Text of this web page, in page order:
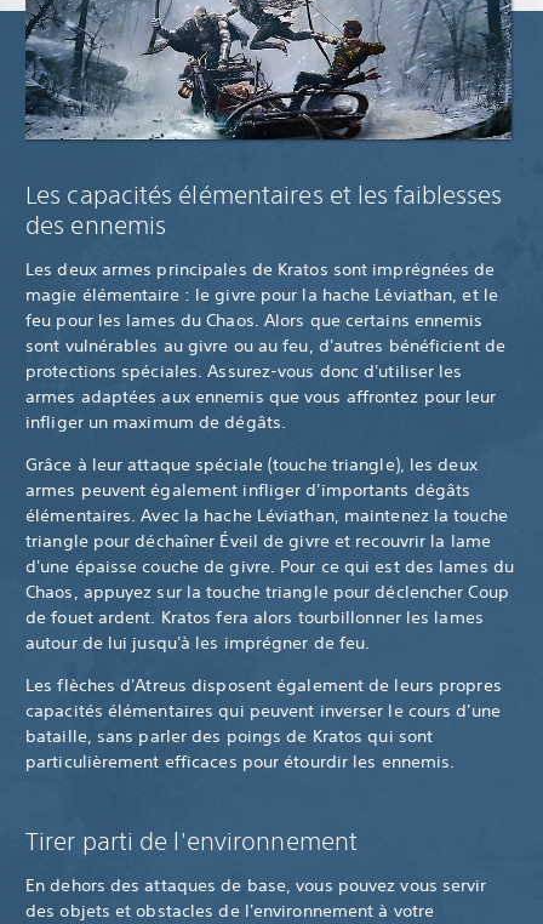
Les capacités élémentaires et les faiblesses
des ennemis
Les deux armes principales de Kratos sont imprégnées de
magie élémentaire : le givre pour la hache Léviathan, et le
feu pour les lames du Chaos. Alors que certains ennemis
sont vulnérables au givre ou au feu, d'autres bénéficient de
protections spéciales. Assurez-vous donc d'utiliser les
armes adaptées aux ennemis que vous affrontez pour leur
infliger un maximum de dégâts.
Grâce à leur attaque spéciale (touche triangle), les deux
armes peuvent également infliger d'importants dégâts
élémentaires. Avec la hache Léviathan, maintenez la touche
triangle pour déchaîner Éveil de givre et recouvrir la lame
d'une épaisse couche de givre. Pour ce qui est des lames du
Chaos, appuyez sur la touche triangle pour déclencher Coup
de fouet ardent. Kratos fera alors tourbillonner les lames
autour de lui jusqu'à les imprégner de feu.
Les flèches d'Atreus disposent également de leurs propres
capacités élémentaires qui peuvent inverser le cours d'une
bataille, sans parler des poings de Kratos qui sont
particulièrement efficaces pour étourdir les ennemis.
Tirer parti de l'environnement
En dehors des attaques de base, vous pouvez vous servir
des objets et obstacles de l'environnement à votre